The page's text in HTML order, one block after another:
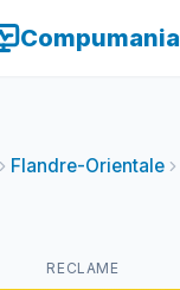
Compumania
Flandre-Orientale
RECLAME